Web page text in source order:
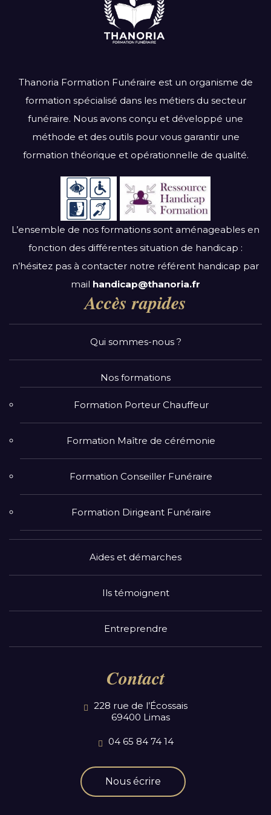
Thanoria Formation Funéraire est un organisme de
formation spécialisé dans les métiers du secteur
funéraire. Nous avons conçu et développé une
méthode et des outils pour vous garantir une
formation théorique et opérationnelle de qualité.
L’ensemble de nos formations sont aménageables en
fonction des différentes situation de handicap :
n’hésitez pas à contacter notre référent handicap par
mail handicap@thanoria.fr
Accès rapides
Qui sommes-nous ?
Nos formations
Formation Porteur Chauffeur
Formation Maître de cérémonie
Formation Conseiller Funéraire
Formation Dirigeant Funéraire
Aides et démarches
Ils témoignent
Entreprendre
Contact
228 rue de l’Écossais
69400 Limas
04 65 84 74 14
Nous écrire